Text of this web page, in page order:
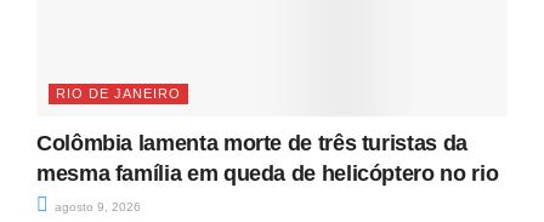
RIO DE JANEIRO
Colômbia lamenta morte de três turistas da
mesma família em queda de helicóptero no rio
agosto 9, 2026